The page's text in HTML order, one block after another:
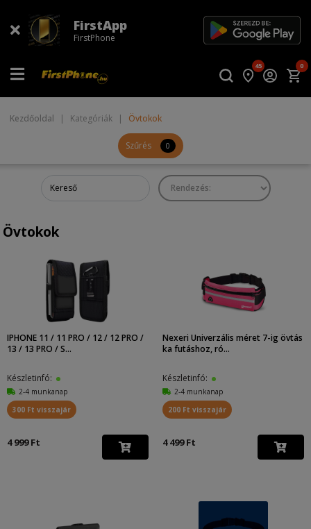
FirstApp
FirstPhone
45 0
Kezdőoldal | Kategóriák | Övtokok
Szűrés 0
Övtokok
IPHONE 11 / 11 PRO / 12 / 12 PRO /
13 / 13 PRO / S...
Készletinfó:
2-4 munkanap
300 Ft visszajár
4 999 Ft
Nexeri Univerzális méret 7-ig övtás
ka futáshoz, ró...
Készletinfó:
2-4 munkanap
200 Ft visszajár
4 499 Ft